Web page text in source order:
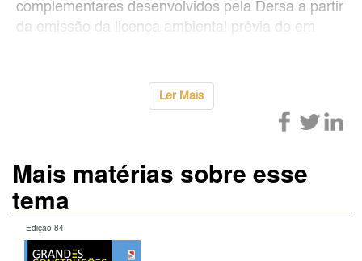
complementares desenvolvidos pela Dersa a partir
da emissão da licença ambiental prévia do em
Ler Mais
Mais matérias sobre esse
tema
Edição 84